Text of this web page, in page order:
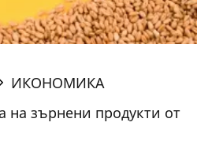
ИКОНОМИКА
на зърнени продукти от